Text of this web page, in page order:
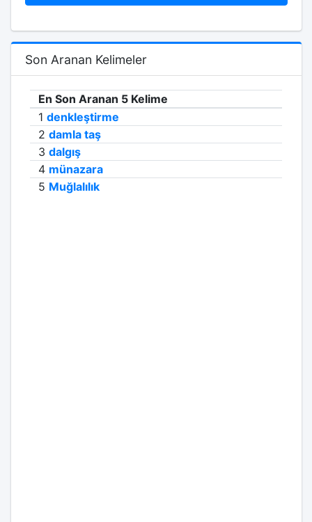
Son Aranan Kelimeler
En Son Aranan 5 Kelime
1 denkleştirme
2 damla taş
3 dalgış
4 münazara
5 Muğlalılık